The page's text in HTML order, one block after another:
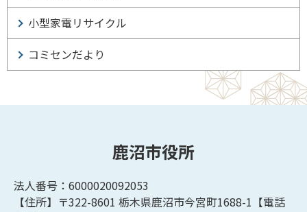
小型家電リサイクル
コミセンだより
鹿沼市役所
法人番号：6000020092053
【住所】〒322-8601 栃木県鹿沼市今宮町1688-1【電話